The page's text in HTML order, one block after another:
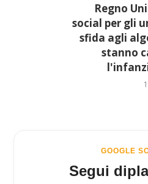
Regno
social per gli
sfida agli
stanno
GOOGLE
Segui